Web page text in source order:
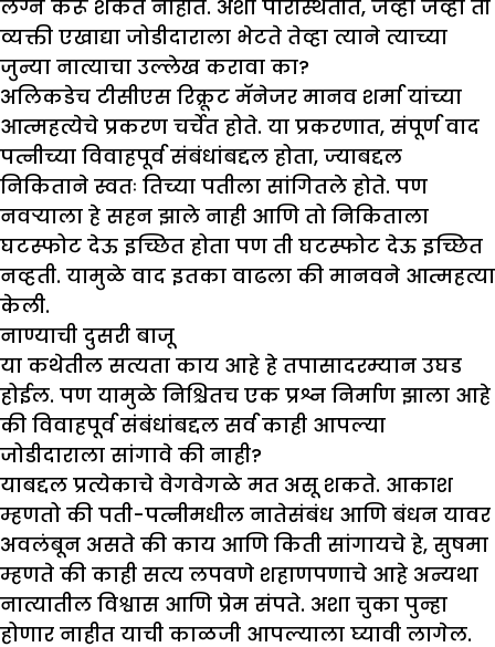
लग्न करू शकत नाहीत. अशा परिस्थितीत, जेव्हा जेव्हा ती
व्यक्ती एखाद्या जोडीदाराला भेटते तेव्हा त्याने त्याच्या
जुन्या नात्याचा उल्लेख करावा का?
अलिकडेच टीसीएस रिक्रूट मॅनेजर मानव शर्मा यांच्या
आत्महत्येचे प्रकरण चर्चेत होते. या प्रकरणात, संपूर्ण वाद
पत्नीच्या विवाहपूर्व संबंधांबद्दल होता, ज्याबद्दल
निकिताने स्वतः तिच्या पतीला सांगितले होते. पण
नवऱ्याला हे सहन झाले नाही आणि तो निकिताला
घटस्फोट देऊ इच्छित होता पण ती घटस्फोट देऊ इच्छित
नव्हती. यामुळे वाद इतका वाढला की मानवने आत्महत्या
केली.
नाण्याची दुसरी बाजू
या कथेतील सत्यता काय आहे हे तपासादरम्यान उघड
होईल. पण यामुळे निश्चितच एक प्रश्न निर्माण झाला आहे
की विवाहपूर्व संबंधांबद्दल सर्व काही आपल्या
जोडीदाराला सांगावे की नाही?
याबद्दल प्रत्येकाचे वेगवेगळे मत असू शकते. आकाश
म्हणतो की पती-पत्नीमधील नातेसंबंध आणि बंधन यावर
अवलंबून असते की काय आणि किती सांगायचे हे, सुषमा
म्हणते की काही सत्य लपवणे शहाणपणाचे आहे अन्यथा
नात्यातील विश्वास आणि प्रेम संपते. अशा चुका पुन्हा
होणार नाहीत याची काळजी आपल्याला घ्यावी लागेल.